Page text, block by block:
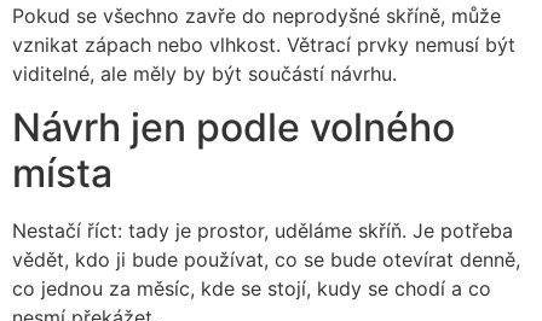
Pokud se všechno zavře do neprodyšné skříně, může
vznikat zápach nebo vlhkost. Větrací prvky nemusí být
viditelné, ale měly by být součástí návrhu.
Návrh jen podle volného
místa
Nestačí říct: tady je prostor, uděláme skříň. Je potřeba
vědět, kdo ji bude používat, co se bude otevírat denně,
co jednou za měsíc, kde se stojí, kudy se chodí a co